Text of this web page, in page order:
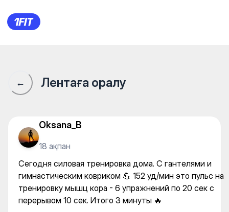
Сегодня силовая
← Лентаға оралу
Oksana_B
18 ақпан
Сегодня силовая тренировка дома. С гантелями и
гимнастическим ковриком 💪 152 уд/мин это пульс на
тренировку мышц кора - 6 упражнений по 20 сек с
перерывом 10 сек. Итого 3 минуты 🔥